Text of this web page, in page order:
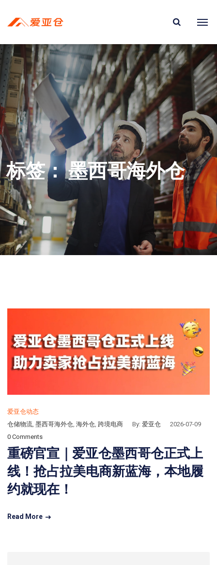
标签：墨西哥海外仓
爱亚仓动态
仓储物流, 墨西哥海外仓, 海外仓, 跨境电商 By: 爱亚仓
2026-07-09
0 Comments
重磅官宣｜爱亚仓墨西哥仓正式上
线！抢占拉美电商新蓝海，本地履
约就现在！
Read More